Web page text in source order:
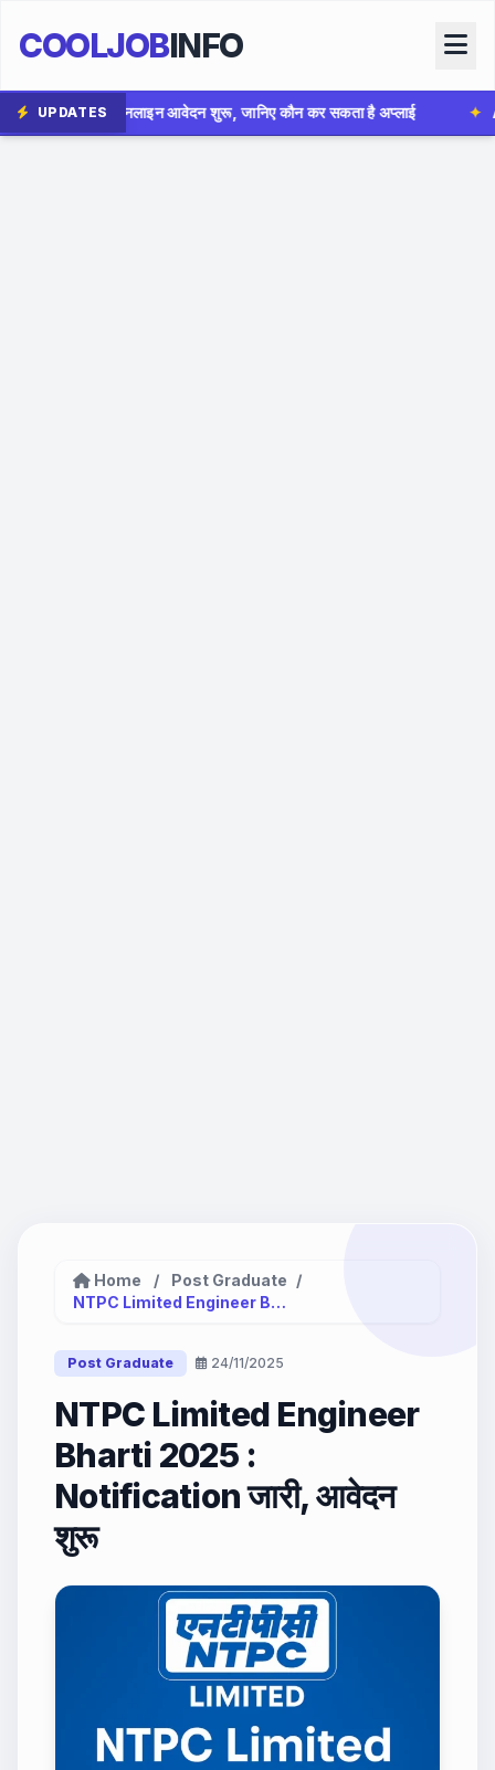
COOLJOBINFO
UPDATES
शुरू, जानिए कौन कर सकता है अप्लाई ✦ AIIMS Bhopal
Home / Post Graduate /
NTPC Limited Engineer Bharti 2025...
Post Graduate 24/11/2025
NTPC Limited Engineer
Bharti 2025 :
Notification जारी, आवेदन
शुरू